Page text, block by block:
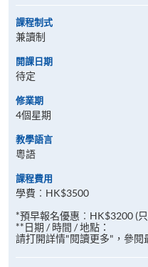
課程制式
兼讀制
開課日期
待定
修業期
4個星期
教學語言
粵語
課程費用
學費︰HK$3500
*預早報名優惠︰HK$3200 (
**日期 / 時間 / 地點：
請打開詳情"閱讀更多"，參閱